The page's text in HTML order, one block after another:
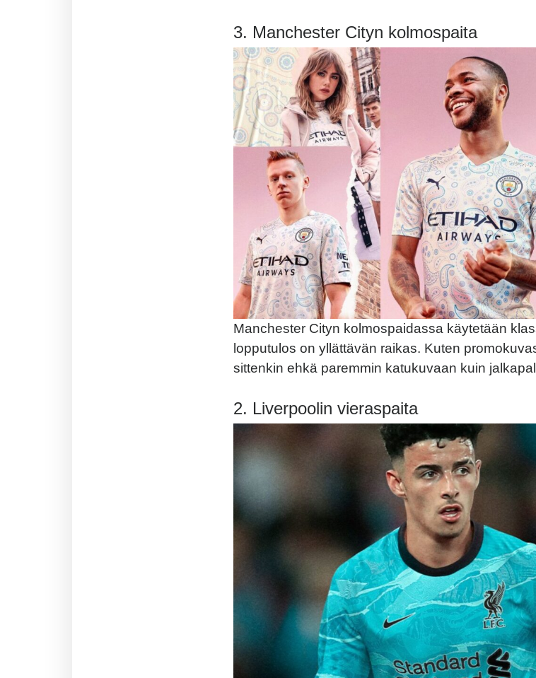
3. Manchester Cityn kolmospaita
Manchester Cityn kolmospaidassa käytetään
lopputulos on yllättävän raikas. Kuten
sittenkin ehkä paremmin katukuvaan kuin
2. Liverpoolin vieraspaita